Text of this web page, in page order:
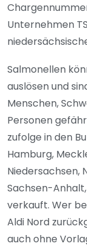
Unternehmen
Salmonellen
auslösen und
Menschen,
Personen
zufolge in den
Hamburg,
Niedersachsen,
Sachsen-
verkauft. Wer
Aldi Nord
auch ohne